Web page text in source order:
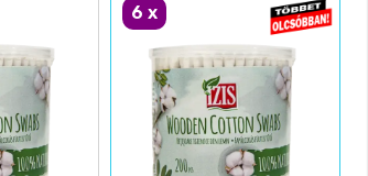
6 x